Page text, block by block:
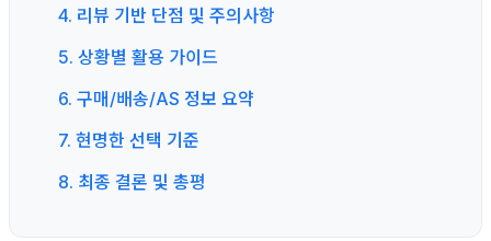
4. 리뷰 기반 단점 및 주의사항
5. 상황별 활용 가이드
6. 구매/배송/AS 정보 요약
7. 현명한 선택 기준
8. 최종 결론 및 총평